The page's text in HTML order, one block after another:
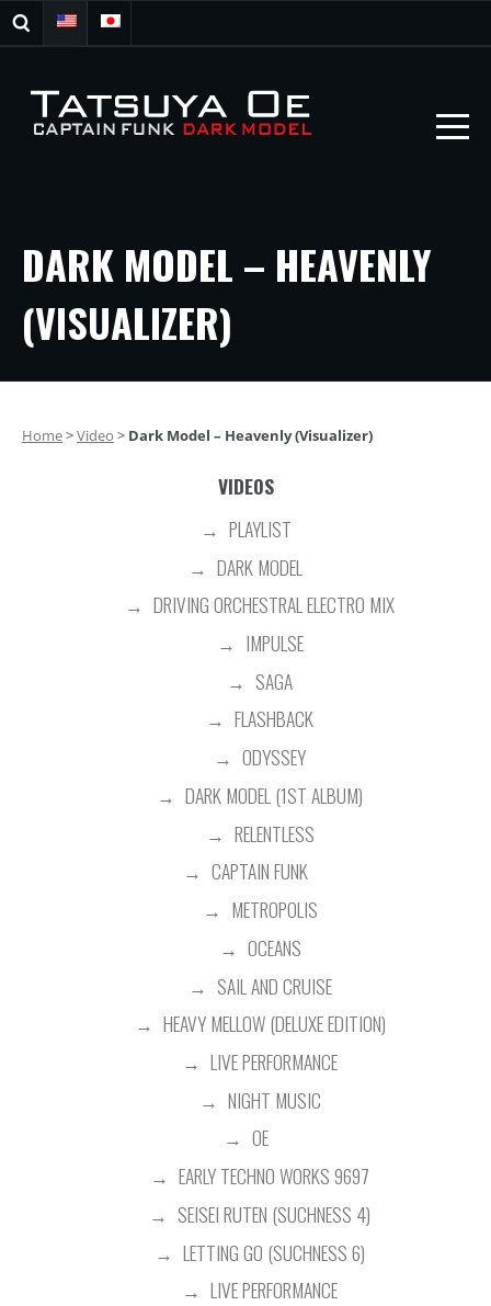
DARK MODEL – HEAVENLY
(VISUALIZER)
Home>Video > Dark Model – Heavenly (Visualizer)
VIDEOS
PLAYLIST
DARK MODEL
DRIVING ORCHESTRAL ELECTRO MIX
IMPULSE
SAGA
FLASHBACK
ODYSSEY
DARK MODEL (1ST ALBUM)
RELENTLESS
CAPTAIN FUNK
METROPOLIS
OCEANS
SAIL AND CRUISE
HEAVY MELLOW (DELUXE EDITION)
LIVE PERFORMANCE
NIGHT MUSIC
OE
EARLY TECHNO WORKS 9697
SEISEI RUTEN (SUCHNESS 4)
LETTING GO (SUCHNESS 6)
LIVE PERFORMANCE